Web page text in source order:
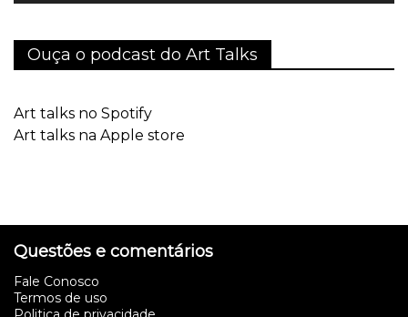
Ouça o podcast do Art Talks
Art talks no Spotify
Art talks na Apple store
Questões e comentários
Fale Conosco
Termos de uso